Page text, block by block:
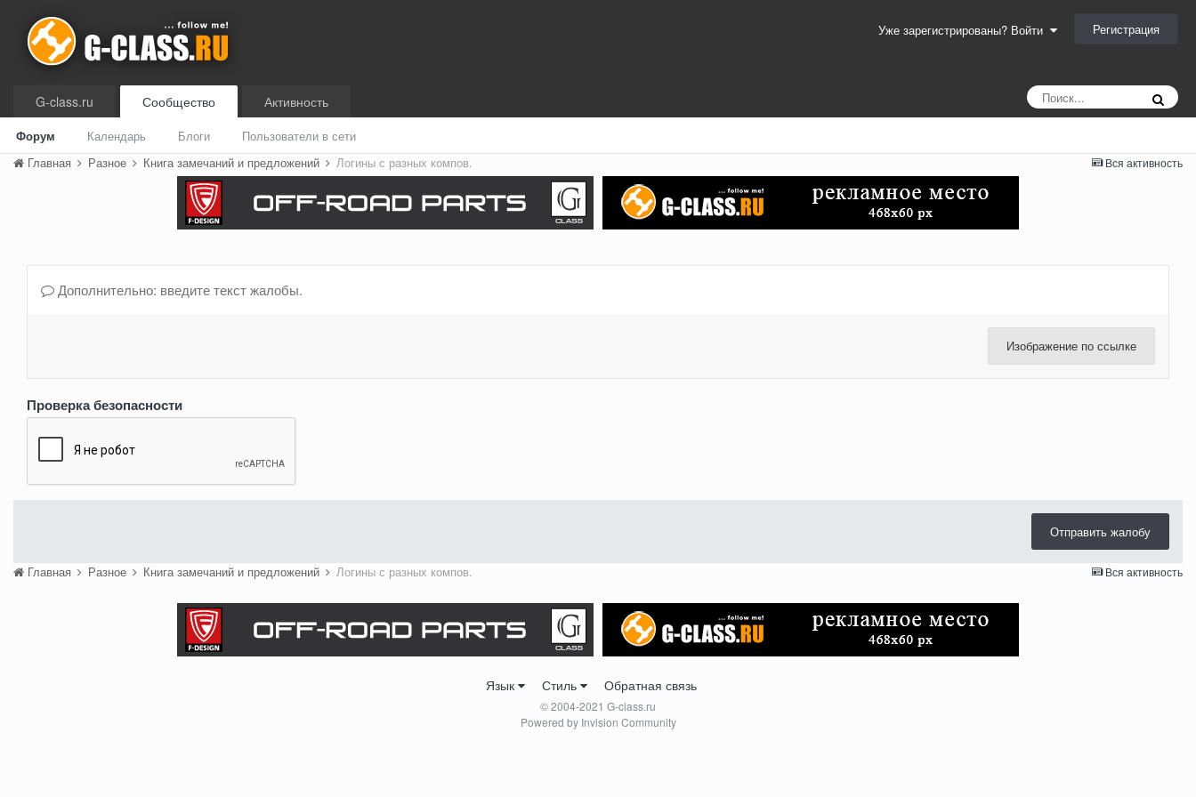
Уже зарегистрированы? Войти Регистрация
G-class.ru Сообщество
Форум Календарь Блоги Пользователи в сети
Активность
Вся активность
Главная Разное Книга замечаний и предложений Логины с разных компов.
Дополнительно: введите текст жалобы.
Изображение по ссылке
Проверка безопасности
Отправить жалобу
Вся активность
Главная Разное Книга замечаний и предложений Логины с разных компов.
Язык Стиль Обратная связь
© 2004-2021 G-class.ru
Powered by Invision Community